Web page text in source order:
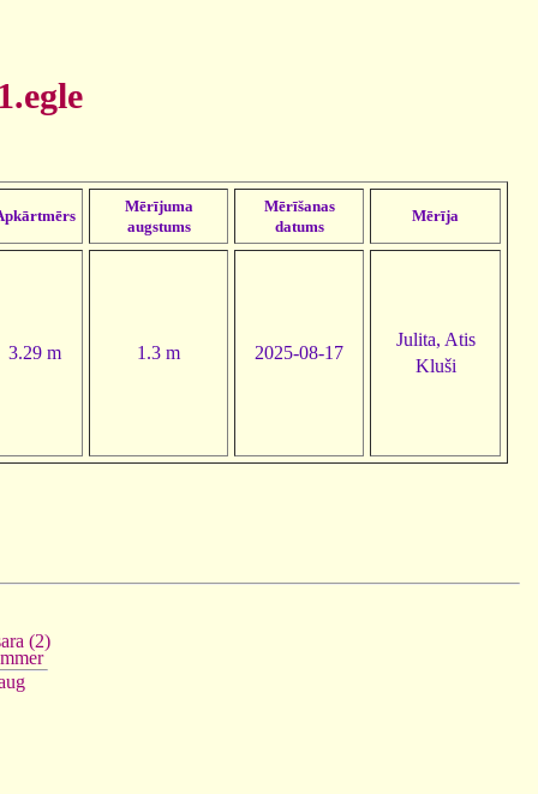
Mērījuma
augstums
Mērīšanas
datums
Mērīja
3.29 m 1.3 m 2025-08-17
Julita, Atis
Kluši
(2)